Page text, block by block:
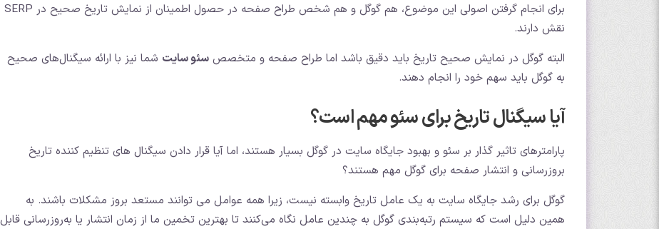
برای انجام گرفتن اصولی این موضوع، هم گوگل و هم شخص طراح صفحه در حصول اطمینان از نمایش تاریخ صحیح در SERP
نقش دارند.
البته گوگل در نمایش صحیح تاریخ باید دقیق باشد اما طراح صفحه و متخصص سئو سایت شما نیز با ارائه سیگنال‌های صحیح
به گوگل باید سهم خود را انجام دهند.
آیا سیگنال تاریخ برای سئو مهم است؟
پارامترهای تاثیر گذار بر سئو و بهبود جایگاه سایت در گوگل بسیار هستند، اما آیا قرار دادن سیگنال های تنظیم کننده تاریخ
بروزرسانی و انتشار صفحه برای گوگل مهم هستند؟
گوگل برای رشد جایگاه سایت به یک عامل تاریخ وابسته نیست، زیرا همه عوامل می توانند مستعد بروز مشکلات باشند. به
همین دلیل است که سیستم رتبه‌بندی گوگل به چندین عامل نگاه می‌کنند تا بهترین تخمین ما از زمان انتشار یا به‌روزرسانی قابل